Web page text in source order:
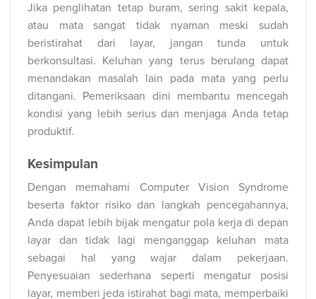
Jika penglihatan tetap buram, sering sakit kepala,
atau mata sangat tidak nyaman meski sudah
beristirahat dari layar, jangan tunda untuk
berkonsultasi. Keluhan yang terus berulang dapat
menandakan masalah lain pada mata yang perlu
ditangani. Pemeriksaan dini membantu mencegah
kondisi yang lebih serius dan menjaga Anda tetap
produktif.
Kesimpulan
Dengan memahami Computer Vision Syndrome
beserta faktor risiko dan langkah pencegahannya,
Anda dapat lebih bijak mengatur pola kerja di depan
layar dan tidak lagi menganggap keluhan mata
sebagai hal yang wajar dalam pekerjaan.
Penyesuaian sederhana seperti mengatur posisi
layar, memberi jeda istirahat bagi mata, memperbaiki